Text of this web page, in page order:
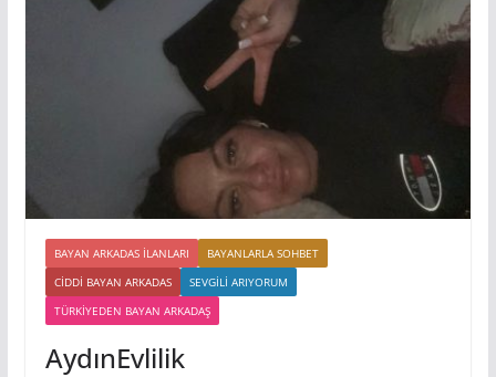
BAYAN ARKADAS ILANLARI
BAYANLARLA SOHBET
CIDDI BAYAN ARKADAS
SEVGILI ARIYORUM
TÜRKIYEDEN BAYAN ARKADAŞ
AydınEvlilik